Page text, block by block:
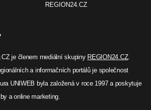
REGION24.CZ
je členem mediální skupiny REGION24.CZ.
a informačních portálů je společnost
UNIWEB byla založená v roce 1997 a poskytuje
a online marketing.